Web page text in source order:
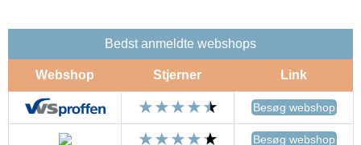
Bedst anmeldte webshops
Webshop Stjerner Link
Besøg webshop
Besøg webshop